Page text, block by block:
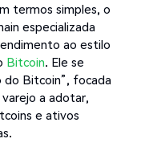
termos simples, o
especializada
ao estilo
Bitcoin. Ele se
do Bitcoin”, focada
a adotar,
e ativos